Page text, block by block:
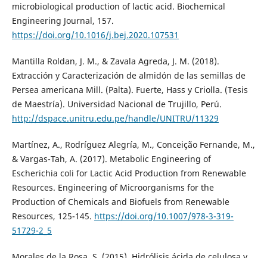
microbiological production of lactic acid. Biochemical
Engineering Journal, 157.
https://doi.org/10.1016/j.bej.2020.107531
Mantilla Roldan, J. M., & Zavala Agreda, J. M. (2018).
Extracción y Caracterización de almidón de las semillas de
Persea americana Mill. (Palta). Fuerte, Hass y Criolla. (Tesis
de Maestría). Universidad Nacional de Trujillo, Perú.
http://dspace.unitru.edu.pe/handle/UNITRU/11329
Martínez, A., Rodríguez Alegría, M., Conceição Fernande, M.,
& Vargas-Tah, A. (2017). Metabolic Engineering of
Escherichia coli for Lactic Acid Production from Renewable
Resources. Engineering of Microorganisms for the
Production of Chemicals and Biofuels from Renewable
Resources, 125-145. https://doi.org/10.1007/978-3-319-
51729-2_5